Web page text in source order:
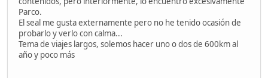
Parco.
El seal me gusta externamente pero no he tenido ocasión de
probarlo y verlo con calma...
Tema de viajes largos, solemos hacer uno o dos de 600km al
año y poco más